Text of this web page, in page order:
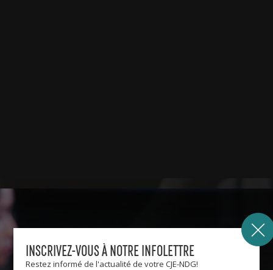
INSCRIVEZ-VOUS À NOTRE INFOLETTRE
Restez informé de l'actualité de votre CJE-NDG!